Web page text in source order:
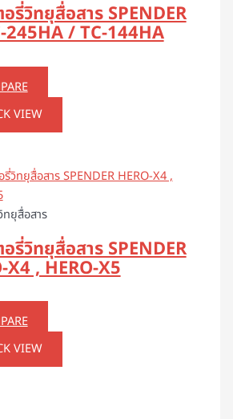
รี่วิทยุสื่อสาร SPENDER
245HA / TC-144HA
VIEW
ทยุสื่อสาร
รี่วิทยุสื่อสาร SPENDER
X4 , HERO-X5
VIEW